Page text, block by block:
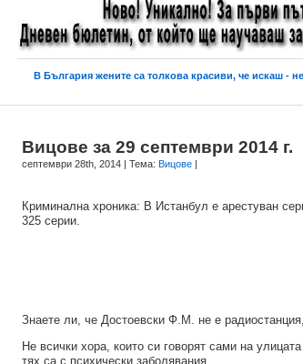
В България жените са толкова красиви, че искаш -
Вицове за 29 септември 2014 г.
септември 28th, 2014 | Тема: Вицове |
Криминална хроника: В Истанбул е арестуван
325 серии.
Знаете ли, че Достоевски Ф.М. не е
Не всички хора, които си говорят сами на
тях са с психически заболявания.